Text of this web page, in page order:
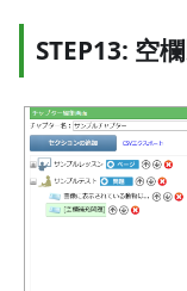
STEP13: 空